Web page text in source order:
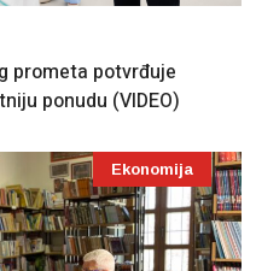
prometa potvrđuje
ponudu (VIDEO)
Ekonomija